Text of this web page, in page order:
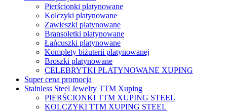
Pierścionki platynowane
Kolczyki platynowane
Zawieszki platynowane
Bransoletki platynowane
Łańcuszki platynowane
Komplety biżuterii platynowanej
Broszki platynowane
CELEBRYTKI PLATYNOWANE XUPING
Super cena promocja
Stainless Steel Jewelry TTM Xuping
PIERŚCIONKI TTM XUPING STEEL
KOLCZYKI TTM XUPING STEEL